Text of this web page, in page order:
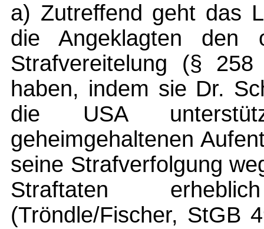
a) Zutreffend geht das
die Angeklagten den
Strafvereitelung (§
haben, indem sie Dr.
die USA
geheimgehaltenen
seine Strafverfolgung
Straftaten
(Tröndle/Fischer, StGB